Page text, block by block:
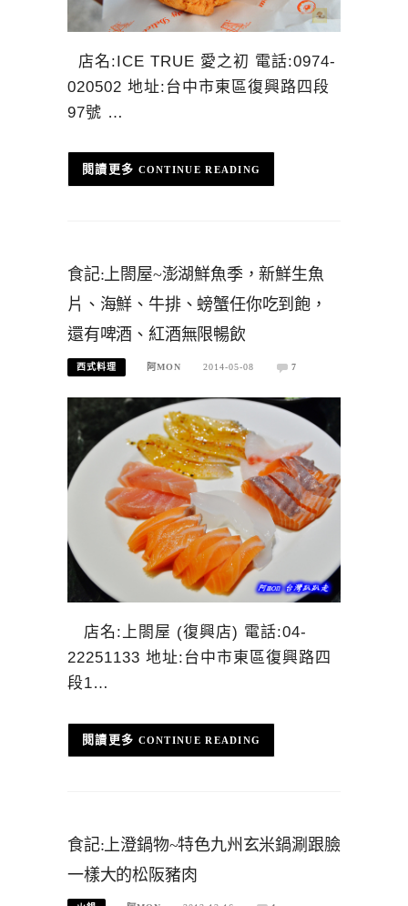
店名:ICE TRUE 愛之初 電話:0974-
020502 地址:台中市東區復興路四段
97號 …
CONTINUE READING
食記:上閤屋~澎湖鮮魚季，新鮮生魚
片、海鮮、牛排、螃蟹任你吃到飽，
還有啤酒、紅酒無限暢飲
西式料理 阿MON 2014-05-08 7
店名:上閤屋 (復興店) 電話:04-
22251133 地址:台中市東區復興路四
段1…
CONTINUE READING
食記:上澄鍋物~特色九州玄米鍋涮跟臉
一樣大的松阪豬肉